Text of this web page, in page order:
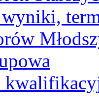
wyniki,